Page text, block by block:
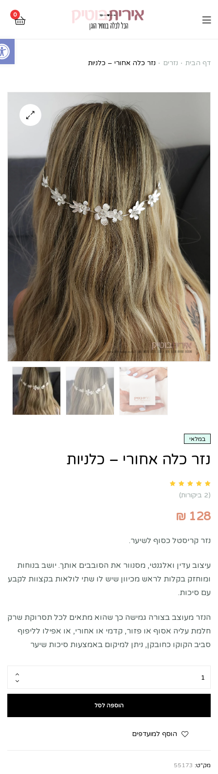
Open toolbar
0
נזר
דף הבית נזרים נזר כלה אחורי – כלניות
במלאי
נזר כלה אחורי – כלניות
2
customer ratings(
2 ביקורות)
₪ 128
נזר קריסטל כסוף לשיער.
עיצוב עדין ואלגנטי, מסנוור את הסובבים אותך. יושב בנוחות
ומוחזק בקלות לראש מכיוון שיש לו שתי לולאות בקצוות לקבע
עם סיכות.
הנזר מעוצב בצורה גמישה כך שהוא מתאים לכל תסרוקת שרק
חלמת עליה אסוף או פזור, קדמי או אחורי, או אפילו לליפוף
סביב הקוקו כחובקן, ניתן למיקום באמצעות סיכות שיער
הוספה לסל
הוסף למועדפים
מק"ט: 55173